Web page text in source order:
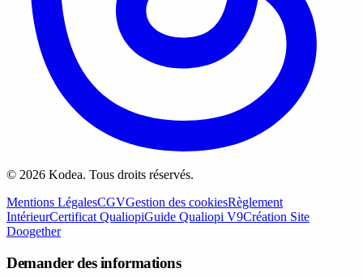
© 2026 Kodea. Tous droits réservés.
Mentions LégalesCGVGestion des cookiesRèglement
IntérieurCertificat QualiopiGuide Qualiopi V9Création Site
Doogether
Demander des informations